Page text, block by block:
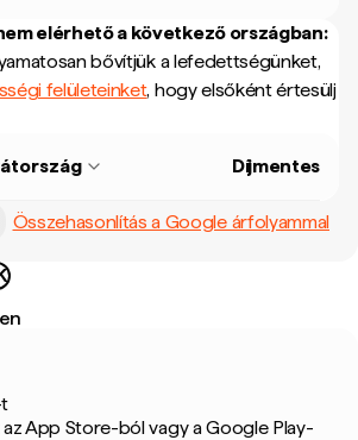
elérhető a következő országban:
bővítjük a lefedettségünket,
felületeinket, hogy elsőként értesülj
Díjmentes
Összehasonlítás a Google árfolyammal
App Store-ból vagy a Google Play-